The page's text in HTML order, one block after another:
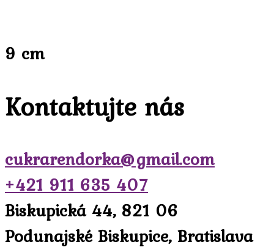
9 cm
Kontaktujte nás
cukrarendorka@gmail.com
+421 911 635 407
Biskupická 44, 821 06
Podunajské Biskupice, Bratislava